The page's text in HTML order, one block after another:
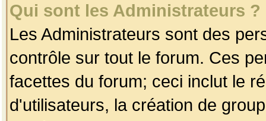
Qui sont les Administrateurs ?
Les Administrateurs sont des
contrôle sur tout le forum. Ces
facettes du forum; ceci inclut le
d'utilisateurs, la création de